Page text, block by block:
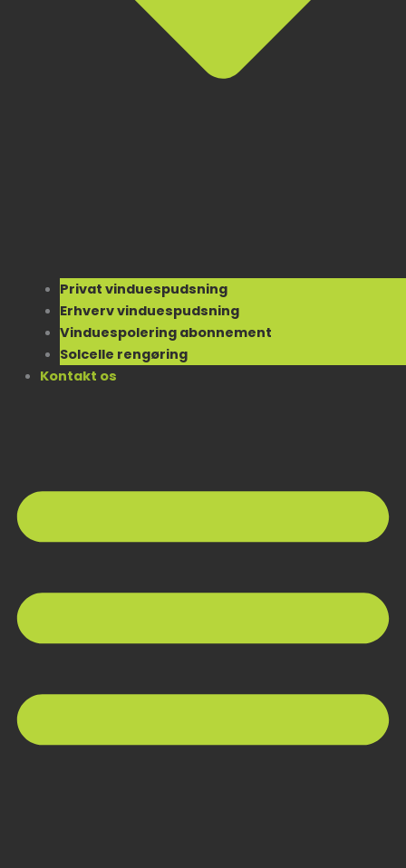
Privat vinduespudsning
Erhverv vinduespudsning
Vinduespolering abonnement
Solcelle rengøring
Kontakt os